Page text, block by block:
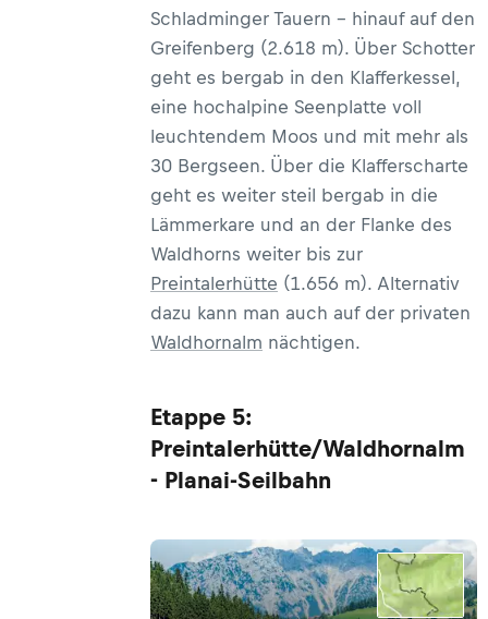
Schladminger Tauern – hinauf auf den
Greifenberg (2.618 m). Über Schotter
geht es bergab in den Klafferkessel,
eine hochalpine Seenplatte voll
leuchtendem Moos und mit mehr als
30 Bergseen. Über die Klafferscharte
geht es weiter steil bergab in die
Lämmerkare und an der Flanke des
Waldhorns weiter bis zur
Preintalerhütte (1.656 m). Alternativ
dazu kann man auch auf der privaten
Waldhornalm nächtigen.
Etappe 5:
Preintalerhütte/Waldhornalm
- Planai-Seilbahn